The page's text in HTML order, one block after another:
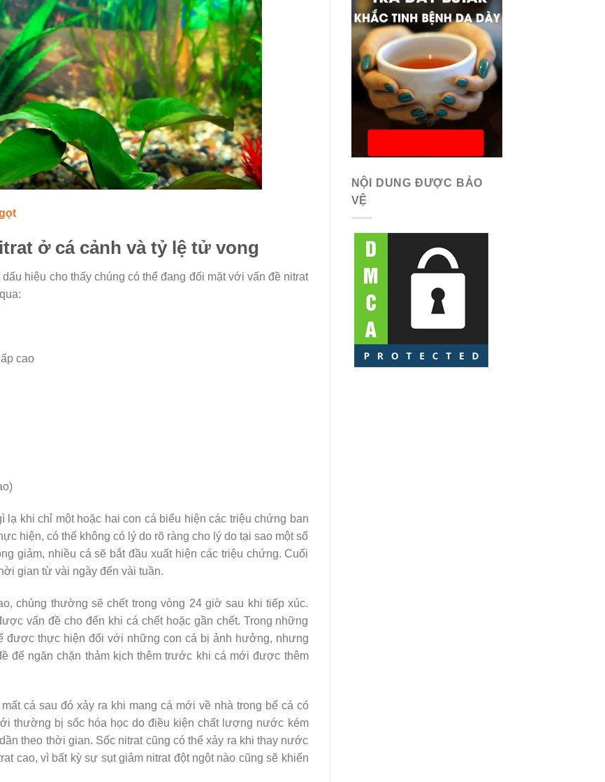
ở cá cảnh và tỷ lệ tử vong
hiệu cho thấy chúng có thể đang đối mặt với vấn đề nitrat
cao
lạ khi chỉ một hoặc hai con cá biểu hiện các triệu chứng ban
hiện, có thể không có lý do rõ ràng cho lý do tại sao một số
giảm, nhiều cá sẽ bắt đầu xuất hiện các triệu chứng. Cuối
gian từ vài ngày đến vài tuần.
chúng thường sẽ chết trong vòng 24 giờ sau khi tiếp xúc.
vấn đề cho đến khi cá chết hoặc gần chết. Trong những
được thực hiện đối với những con cá bị ảnh hưởng, nhưng
để ngăn chặn thảm kịch thêm trước khi cá mới được thêm
cá sau đó xảy ra khi mang cá mới về nhà trong bể cá có
thường bị sốc hóa học do điều kiện chất lượng nước kém
theo thời gian. Sốc nitrat cũng có thể xảy ra khi thay nước
cao, vì bất kỳ sự sụt giảm nitrat đột ngột nào cũng sẽ khiến
NỘI DUNG ĐƯỢC BẢO
VỆ